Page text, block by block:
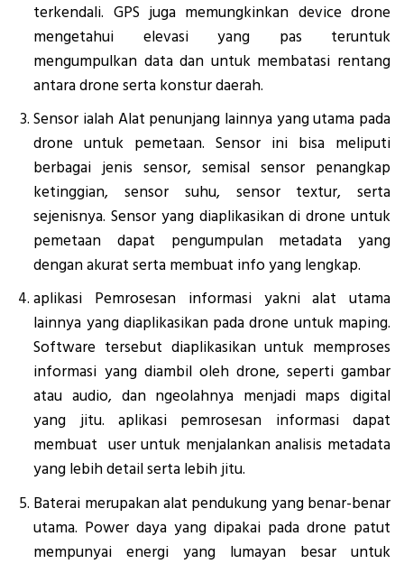
terkendali. GPS juga memungkinkan device drone
mengetahui elevasi yang pas teruntuk
mengumpulkan data dan untuk membatasi rentang
antara drone serta konstur daerah.
Sensor ialah Alat penunjang lainnya yang utama pada
drone untuk pemetaan. Sensor ini bisa meliputi
berbagai jenis sensor, semisal sensor penangkap
ketinggian, sensor suhu, sensor textur, serta
sejenisnya. Sensor yang diaplikasikan di drone untuk
pemetaan dapat pengumpulan metadata yang
dengan akurat serta membuat info yang lengkap.
aplikasi Pemrosesan informasi yakni alat utama
lainnya yang diaplikasikan pada drone untuk maping.
Software tersebut diaplikasikan untuk memproses
informasi yang diambil oleh drone, seperti gambar
atau audio, dan ngeolahnya menjadi maps digital
yang jitu. aplikasi pemrosesan informasi dapat
membuat user untuk menjalankan analisis metadata
yang lebih detail serta lebih jitu.
Baterai merupakan alat pendukung yang benar-benar
utama. Power daya yang dipakai pada drone patut
mempunyai energi yang lumayan besar untuk